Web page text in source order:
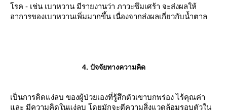
นินไม่ต่ำลงไป ถ้าไม่รู้จะกินอะไรดี กล้วย ค่ะ นี่เลยเป็นเหตุว่า ทำไ
ล้ว จะอารมณ์ดี แล้วก็ ง่วงนอน
หนทางที่จะช่วยป้องกัน ความวิตกกังวล โรคซึมเศร้า และโรคทางจิ
รค - เช่น เบาหวาน มีรายงานว่า ภาวะซึมเศร้า จะส่งผลให้
อาการของเบาหวานเพิ่มมากขึ้น เนื่องจากส่งผลเกี่ยวกับน้ำตาล
4. ปัจจัยทางความคิด
เป็นการคิดแง่ลบ ของผู้ป่วยเองที่รู้สึกตัวเขาบกพร่อง ไร้คุณค่า
ละ มีความคิดในแง่ลบ โดยมักจะตีความสิ่งแวดล้อมรอบตัวใน